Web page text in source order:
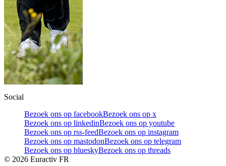
Social
Bezoek ons op facebookBezoek ons op x
Bezoek ons op linkedinBezoek ons op youtube
Bezoek ons op rss-feedBezoek ons op instagram
Bezoek ons op mastodonBezoek ons op telegram
Bezoek ons op blueskyBezoek ons op threads
© 2026 Euractiv FR